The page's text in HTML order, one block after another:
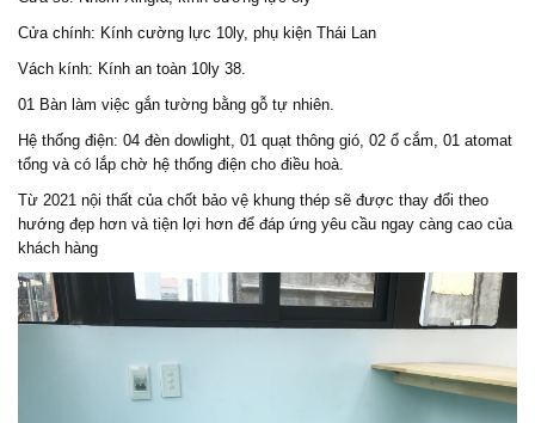
Cửa chính: Kính cường lực 10ly, phụ kiện Thái Lan
Vách kính: Kính an toàn 10ly 38.
01 Bàn làm việc gắn tường bằng gỗ tự nhiên.
Hệ thống điện: 04 đèn dowlight, 01 quạt thông gió, 02 ổ cắm, 01 atomat
tổng và có lắp chờ hệ thống điện cho điều hoà.
Từ 2021 nội thất của chốt bảo vệ khung thép sẽ được thay đổi theo
hướng đẹp hơn và tiện lợi hơn để đáp ứng yêu cầu ngay càng cao của
khách hàng